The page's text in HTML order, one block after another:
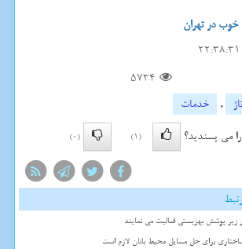
خوب در تهران
22:38:31
5734
,
خدمات
می پسندید؟
(1)
(0)
برای حل مسایل محیط بانان لازم است